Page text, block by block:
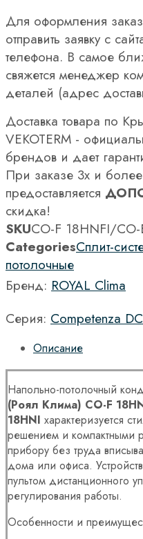
Для оформления
отправить заявку с
телефона. В самое
свяжется менеджер
деталей (адрес
Доставка товара по
VEKOTERM -
брендов и дает
При заказе 3х и более
предоставляется
скидка!
SKUCO-F 18HNFI/
CategoriesСплит-
потолочные
Бренд: ROYAL Clima
Серия: Competenza
Описание
Напольно-потолочный
(Роял Клима) CO-F
18HNI характеризуется
решением и компактными
прибору без труда
дома или офиса.
пультом дистанционного
регулирования работы.
Особенности и